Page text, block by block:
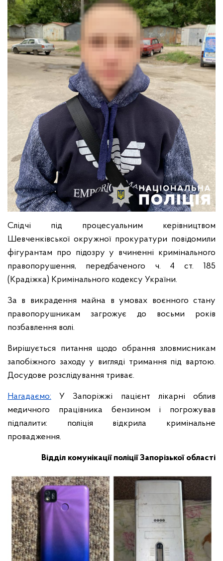
Слідчі під процесуальним керівництвом
Шевченківської окружної прокуратури повідомили
фігурантам про підозру у вчиненні кримінального
правопорушення, передбаченого ч. 4 ст. 185
(Крадіжка) Кримінального кодексу України.
За в викрадення майна в умовах воєнного стану
правопорушникам загрожує до восьми років
позбавлення волі.
Вирішується питання щодо обрання зловмисникам
запобіжного заходу у вигляді тримання під вартою.
Досудове розслідування триває.
Нагадаємо: У Запоріжжі пацієнт лікарні облив
медичного працівника бензином і погрожував
підпалити: поліція відкрила кримінальне
провадження.
Відділ комунікації поліції Запорізької області